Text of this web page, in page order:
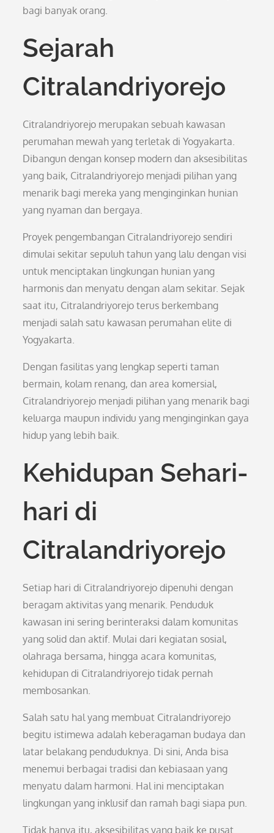
bagi banyak orang.
Sejarah
Citralandriyorejo
Citralandriyorejo merupakan sebuah kawasan
perumahan mewah yang terletak di Yogyakarta.
Dibangun dengan konsep modern dan aksesibilitas
yang baik, Citralandriyorejo menjadi pilihan yang
menarik bagi mereka yang menginginkan hunian
yang nyaman dan bergaya.
Proyek pengembangan Citralandriyorejo sendiri
dimulai sekitar sepuluh tahun yang lalu dengan visi
untuk menciptakan lingkungan hunian yang
harmonis dan menyatu dengan alam sekitar. Sejak
saat itu, Citralandriyorejo terus berkembang
menjadi salah satu kawasan perumahan elite di
Yogyakarta.
Dengan fasilitas yang lengkap seperti taman
bermain, kolam renang, dan area komersial,
Citralandriyorejo menjadi pilihan yang menarik bagi
keluarga maupun individu yang menginginkan gaya
hidup yang lebih baik.
Kehidupan Sehari-
hari di
Citralandriyorejo
Setiap hari di Citralandriyorejo dipenuhi dengan
beragam aktivitas yang menarik. Penduduk
kawasan ini sering berinteraksi dalam komunitas
yang solid dan aktif. Mulai dari kegiatan sosial,
olahraga bersama, hingga acara komunitas,
kehidupan di Citralandriyorejo tidak pernah
membosankan.
Salah satu hal yang membuat Citralandriyorejo
begitu istimewa adalah keberagaman budaya dan
latar belakang penduduknya. Di sini, Anda bisa
menemui berbagai tradisi dan kebiasaan yang
menyatu dalam harmoni. Hal ini menciptakan
lingkungan yang inklusif dan ramah bagi siapa pun.
Tidak hanya itu, aksesibilitas yang baik ke pusat